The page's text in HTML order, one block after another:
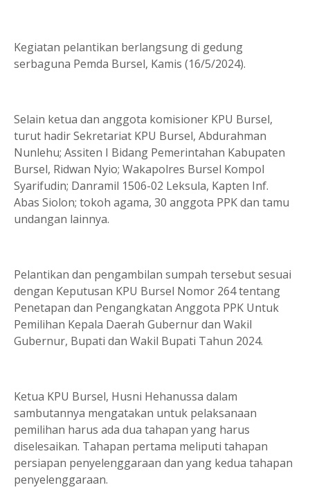
Kegiatan pelantikan berlangsung di gedung
serbaguna Pemda Bursel, Kamis (16/5/2024).
Selain ketua dan anggota komisioner KPU Bursel,
turut hadir Sekretariat KPU Bursel, Abdurahman
Nunlehu; Assiten I Bidang Pemerintahan Kabupaten
Bursel, Ridwan Nyio; Wakapolres Bursel Kompol
Syarifudin; Danramil 1506-02 Leksula, Kapten Inf.
Abas Siolon; tokoh agama, 30 anggota PPK dan tamu
undangan lainnya.
Pelantikan dan pengambilan sumpah tersebut sesuai
dengan Keputusan KPU Bursel Nomor 264 tentang
Penetapan dan Pengangkatan Anggota PPK Untuk
Pemilihan Kepala Daerah Gubernur dan Wakil
Gubernur, Bupati dan Wakil Bupati Tahun 2024.
Ketua KPU Bursel, Husni Hehanussa dalam
sambutannya mengatakan untuk pelaksanaan
pemilihan harus ada dua tahapan yang harus
diselesaikan. Tahapan pertama meliputi tahapan
persiapan penyelenggaraan dan yang kedua tahapan
penyelenggaraan.